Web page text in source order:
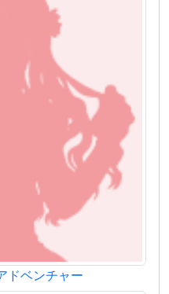
ドベンチャー